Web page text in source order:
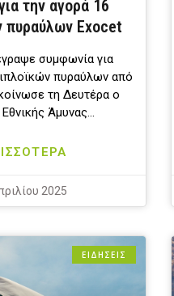
την αγορά 16
πυραύλων Exocet
συμφωνία για
πυραύλων από
τη Δευτέρα ο
Άμυνας…
2025
ΕΙΔΗΣΕΙΣ